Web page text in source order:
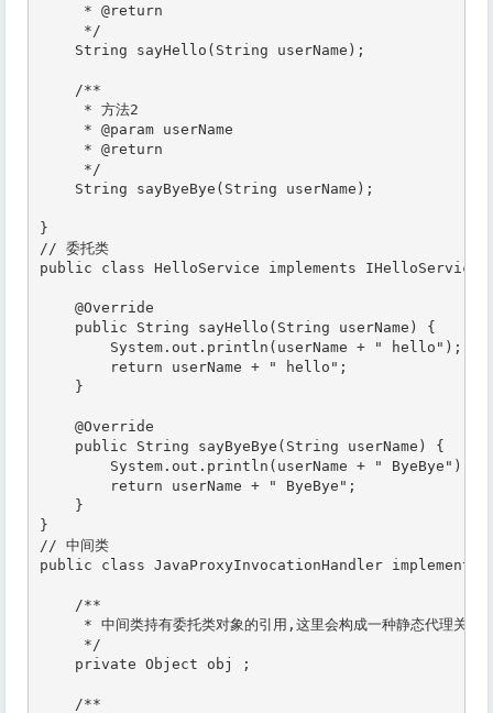
     * @return
     */
    String sayHello(String userName);
    /**
     * 方法2
     * @param userName
     * @return
     */
    String sayByeBye(String userName);
}
// 委托类
public class HelloService implements IHelloService
    @Override
    public String sayHello(String userName) {
        System.out.println(userName + " hello");
        return userName + " hello";
    }
    @Override
    public String sayByeBye(String userName) {
        System.out.println(userName + " ByeBye");
        return userName + " ByeBye";
    }
}
// 中间类
public class JavaProxyInvocationHandler implements
    /**
     * 中间类持有委托类对象的引用,这里会构成一种静态代理关系
     */
    private Object obj ;
    /**